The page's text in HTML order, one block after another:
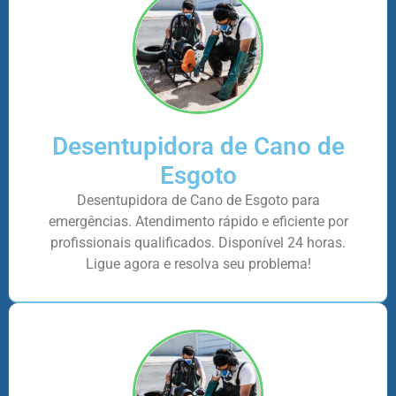
Desentupidora de Cano de
Esgoto
Desentupidora de Cano de Esgoto para
emergências. Atendimento rápido e eficiente por
profissionais qualificados. Disponível 24 horas.
Ligue agora e resolva seu problema!